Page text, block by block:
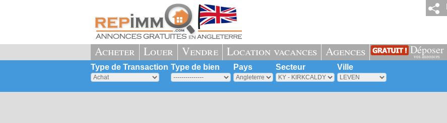
Acheter Louer Vendre Location vacances Agences Déposer
vos annonces
Type de Transaction Type de bien Pays Secteur Ville